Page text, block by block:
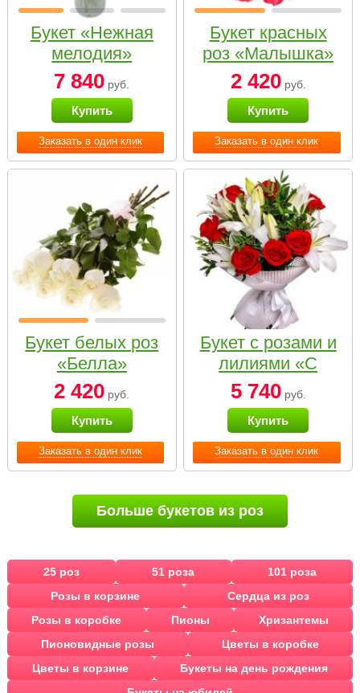
Заказать в один клик
Букет «Нежная
мелодия»
7 840 руб.
Купить
Заказать в один клик
Букет красных
роз «Малышка»
2 420руб.
Купить
Заказать в один клик
Букет белых роз
«Белла»
2 420 руб.
Купить
Заказать в один клик
Букет с розами и
лилиями «С
наилучшими
пожеланиями»
5 740руб.
Купить
Больше букетов из роз
25 роз 51 роза
101 роза
Розы в корзине
Сердца из роз
Розы в коробке
Пионы
Хризантемы
Пионовидные розы
Цветы в коробке
Цветы в корзине
Букеты на день рождения